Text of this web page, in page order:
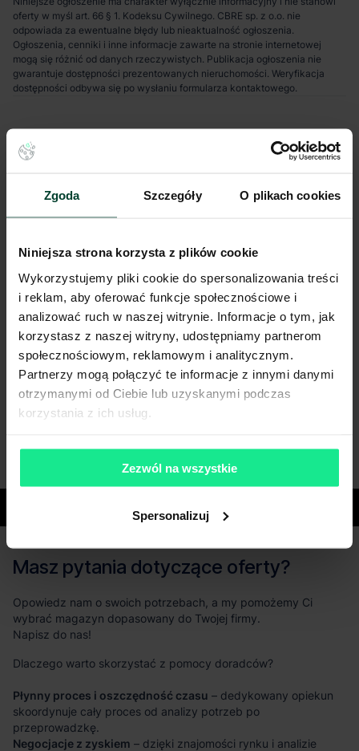
Zgoda Szczegóły O plikach cookies
Niniejsza strona korzysta z plików cookie
Wykorzystujemy pliki cookie do spersonalizowania treści
i reklam, aby oferować funkcje społecznościowe i
analizować ruch w naszej witrynie. Informacje o tym, jak
korzystasz z naszej witryny, udostępniamy partnerom
społecznościowym, reklamowym i analitycznym.
Partnerzy mogą połączyć te informacje z innymi danymi
otrzymanymi od Ciebie lub uzyskanymi podczas
korzystania z ich usług.
Zezwól na wszystkie
Spersonalizuj
oferty w myśl art. 66 § 1. Kodeksu Cywilnego. CBRE sp. z o.o. nie
odpowiada za ewentualne błędy lub nieaktualność ogłoszenia.
Ogłoszenia, cenniki i inne informacje zawarte na stronie internetowej
mogą się różnić od danych rzeczywistych. Publikacja ogłoszenia nie
gwarantuje dostępności prezentowanych nieruchomości. Weryfikacja
dostępności odbywa się po wysłaniu formularza kontaktowego.
Masz pytania dotyczące oferty?
Opowiedz nam o swoich potrzebach, a my pomożemy Ci
wybrać magazyn dopasowany do Twojej firmy.
Napisz do nas!
Dlaczego warto skorzystać z pomocy doradców?
Płynny proces i oszczędność czasu – dedykowany opiekun
skoordynuje cały proces od analizy potrzeb po
przeprowadzkę.
Negocjacje z zyskiem – dzięki znajomości rynku i analizie